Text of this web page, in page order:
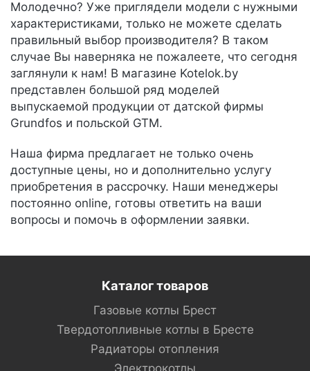
Молодечно? Уже приглядели модели с нужными
характеристиками, только не можете сделать
правильный выбор производителя? В таком
случае Вы наверняка не пожалеете, что сегодня
заглянули к нам! В магазине Kotelok.by
представлен большой ряд моделей
выпускаемой продукции от датской фирмы
Grundfos и польской GTM.
Наша фирма предлагает не только очень
доступные цены, но и дополнительно услугу
приобретения в рассрочку. Наши менеджеры
постоянно online, готовы ответить на ваши
вопросы и помочь в оформлении заявки.
Каталог товаров
Газовые котлы Брест
Твердотопливные котлы в Бресте
Радиаторы отопления
Электрокотлы